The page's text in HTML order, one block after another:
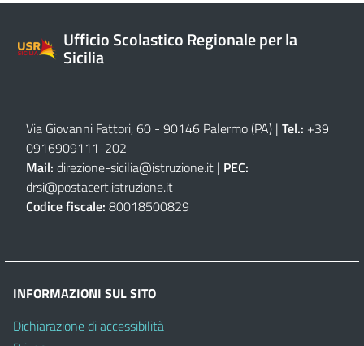
Ufficio Scolastico Regionale per la
Sicilia
Via Giovanni Fattori, 60 - 90146 Palermo (PA) | Tel.: +39
0916909111-202
Mail: direzione-sicilia@istruzione.it | PEC:
drsi@postacert.istruzione.it
Codice fiscale: 80018500829
INFORMAZIONI SUL SITO
Dichiarazione di accessibilità